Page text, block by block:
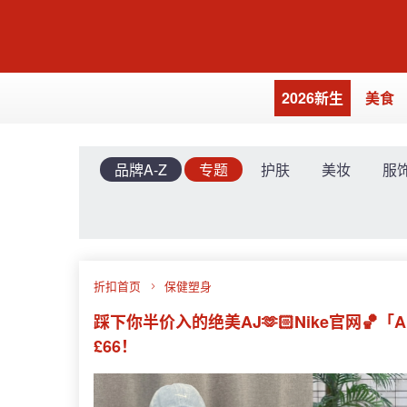
2026新生 美食
品牌A-Z 专题 护肤 美妆 服
折扣首页 保健塑身
踩下你半价入的绝美AJ🫶🏻Nike官网🏀
£66！